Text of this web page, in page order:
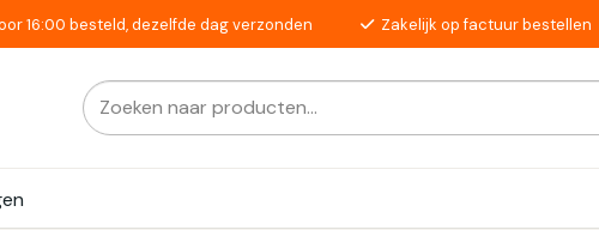
16:00 besteld, dezelfde dag verzonden Zakelijk op factuur bestellen
Zoeken
naar:
Als de resultaten voor automatisch aanvullen